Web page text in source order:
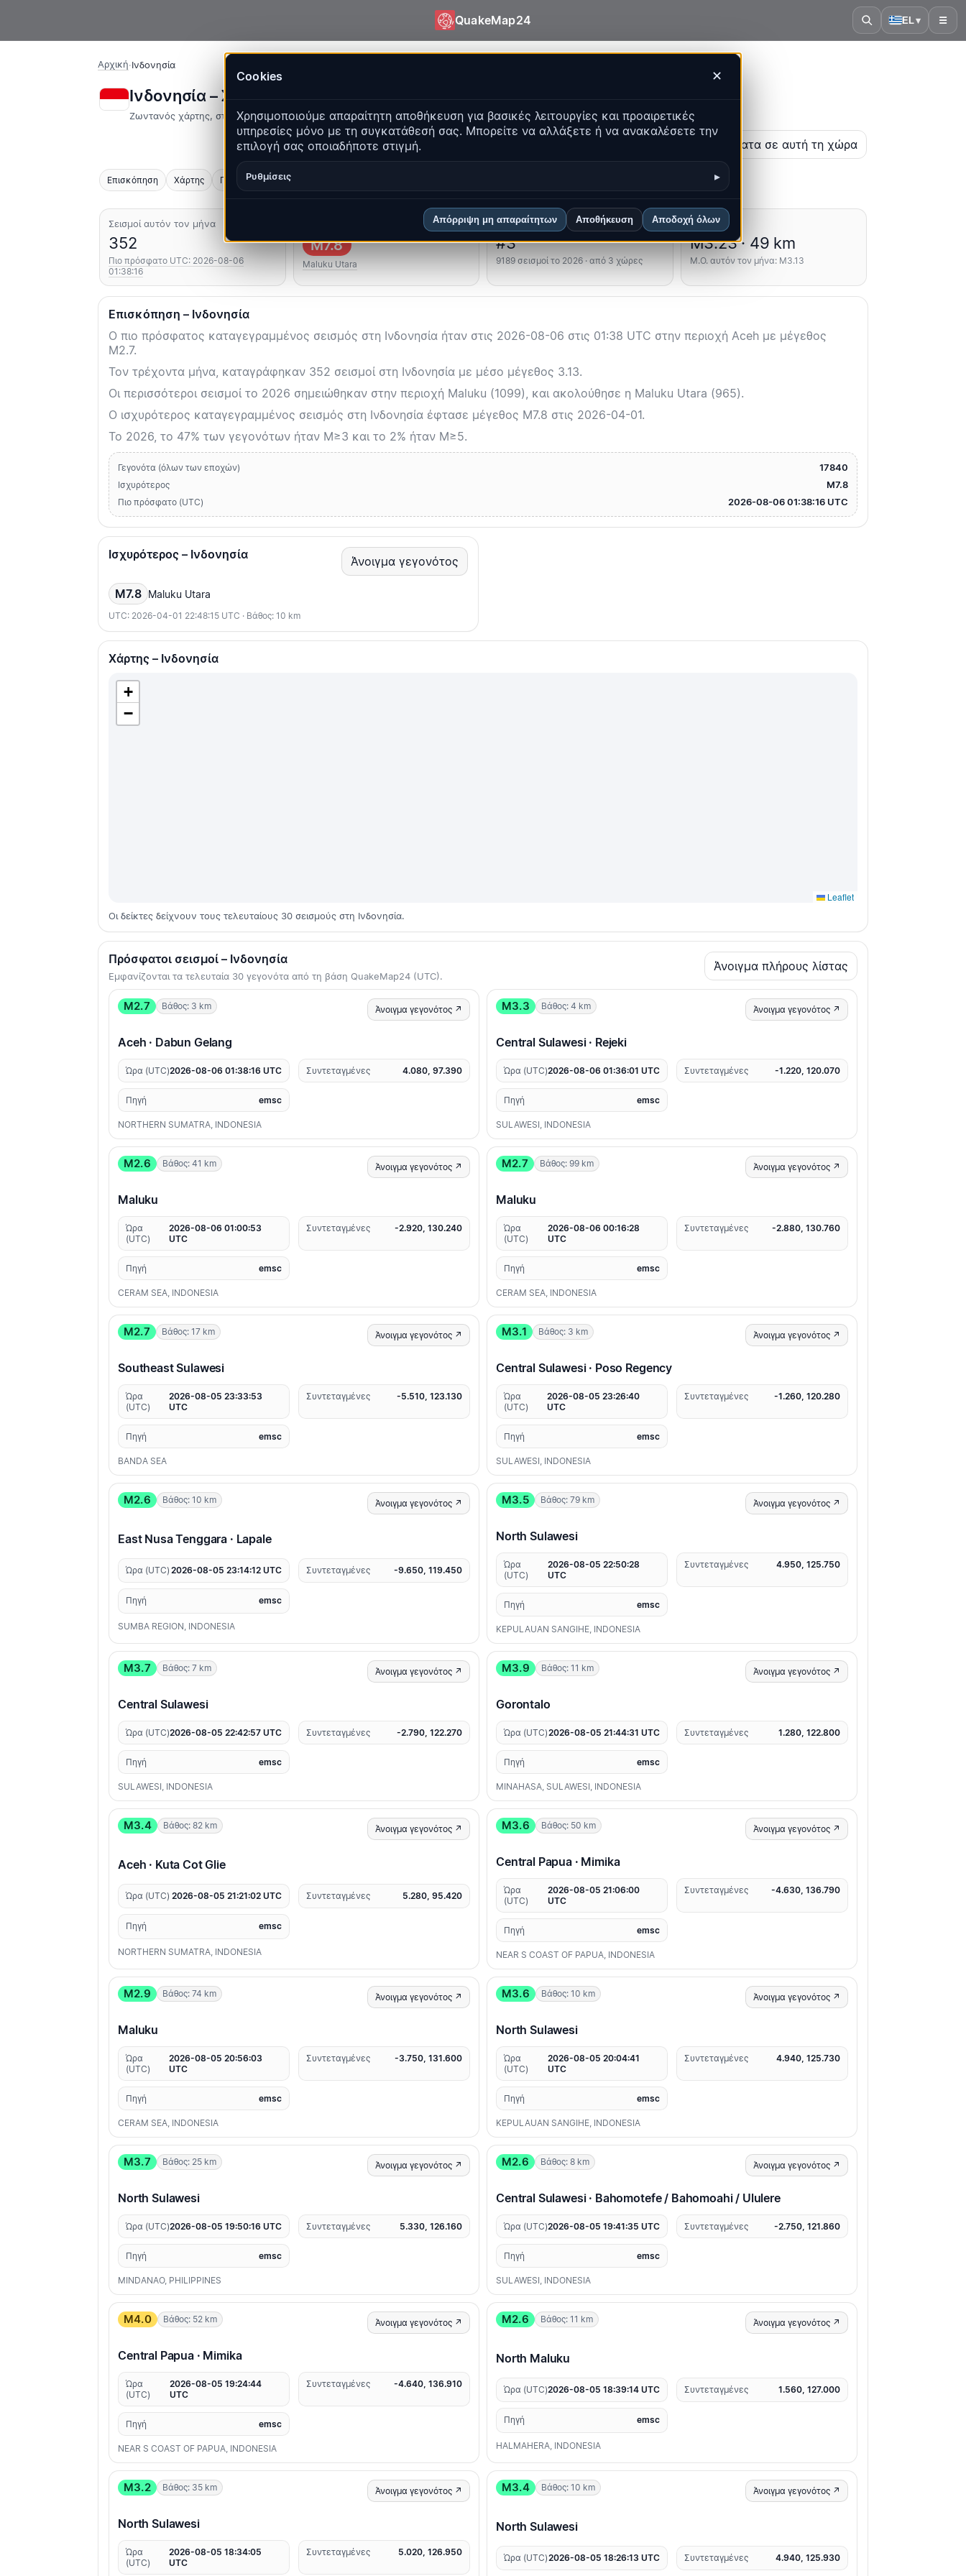
QuakeMap24 EL▾ ☰
Cookies ✕
Χρησιμοποιούμε απαραίτητη αποθήκευση για βασικές λειτουργίες και προαιρετικές
υπηρεσίες μόνο με τη συγκατάθεσή σας. Μπορείτε να αλλάξετε ή να ανακαλέσετε την
επιλογή σας οποιαδήποτε στιγμή.
Ρυθμίσεις ▸
Απόρριψη μη απαραίτητων Αποθήκευση Αποδοχή όλων
Αρχική·Ινδονησία
Ινδονησία – Σεισμοί | QuakeMap24
Ζωντανός χάρτης, στατιστικά και πρόσφατα γεγονότα
Τα πιο πρόσφατα σε αυτή τη χώρα
Επισκόπηση Χάρτης Πρόσφατα Γραφήματα
Σεισμοί αυτόν τον μήνα
352
Πιο πρόσφατο UTC: 2026-08-06
01:38:16
M7.8
Maluku Utara
Κατάταξη χώρας
#3
9189 σεισμοί το 2026 · από 3 χώρες
Μέσοι όροι
M3.23 · 49 km
Μ.Ο. αυτόν τον μήνα: M3.13
Επισκόπηση – Ινδονησία
Ο πιο πρόσφατος καταγεγραμμένος σεισμός στη Ινδονησία ήταν στις 2026-08-06 στις 01:38 UTC στην περιοχή Aceh με μέγεθος
M2.7.
Τον τρέχοντα μήνα, καταγράφηκαν 352 σεισμοί στη Ινδονησία με μέσο μέγεθος 3.13.
Οι περισσότεροι σεισμοί το 2026 σημειώθηκαν στην περιοχή Maluku (1099), και ακολούθησε η Maluku Utara (965).
Ο ισχυρότερος καταγεγραμμένος σεισμός στη Ινδονησία έφτασε μέγεθος M7.8 στις 2026-04-01.
Το 2026, το 47% των γεγονότων ήταν M≥3 και το 2% ήταν M≥5.
Γεγονότα (όλων των εποχών) 17840
Ισχυρότερος M7.8
Πιο πρόσφατο (UTC) 2026-08-06 01:38:16 UTC
Ισχυρότερος – Ινδονησία Άνοιγμα γεγονότος
M7.8 Maluku Utara
UTC: 2026-04-01 22:48:15 UTC · Βάθος: 10 km
Χάρτης – Ινδονησία
+
−
Leaflet
Οι δείκτες δείχνουν τους τελευταίους 30 σεισμούς στη Ινδονησία.
Πρόσφατοι σεισμοί – Ινδονησία
Εμφανίζονται τα τελευταία 30 γεγονότα από τη βάση QuakeMap24 (UTC).
Άνοιγμα πλήρους λίστας
M2.7 Βάθος: 3 km Άνοιγμα γεγονότος ↗
Aceh · Dabun Gelang
Ώρα (UTC)2026-08-06 01:38:16 UTC Συντεταγμένες 4.080, 97.390
Πηγή emsc
NORTHERN SUMATRA, INDONESIA
M3.3 Βάθος: 4 km Άνοιγμα γεγονότος ↗
Central Sulawesi · Rejeki
Ώρα (UTC)2026-08-06 01:36:01 UTC Συντεταγμένες -1.220, 120.070
Πηγή emsc
SULAWESI, INDONESIA
M2.6 Βάθος: 41 km Άνοιγμα γεγονότος ↗
Maluku
Ώρα
(UTC)
2026-08-06 01:00:53
UTC
Συντεταγμένες -2.920, 130.240
Πηγή emsc
CERAM SEA, INDONESIA
M2.7 Βάθος: 99 km Άνοιγμα γεγονότος ↗
Maluku
Ώρα
(UTC)
2026-08-06 00:16:28
UTC
Συντεταγμένες -2.880, 130.760
Πηγή emsc
CERAM SEA, INDONESIA
M2.7 Βάθος: 17 km Άνοιγμα γεγονότος ↗
Southeast Sulawesi
Ώρα
(UTC)
2026-08-05 23:33:53
UTC
Συντεταγμένες -5.510, 123.130
Πηγή emsc
BANDA SEA
M3.1 Βάθος: 3 km Άνοιγμα γεγονότος ↗
Central Sulawesi · Poso Regency
Ώρα
(UTC)
2026-08-05 23:26:40
UTC
Συντεταγμένες -1.260, 120.280
Πηγή emsc
SULAWESI, INDONESIA
M2.6 Βάθος: 10 km Άνοιγμα γεγονότος ↗
East Nusa Tenggara · Lapale
Ώρα (UTC) 2026-08-05 23:14:12 UTC Συντεταγμένες -9.650, 119.450
Πηγή emsc
SUMBA REGION, INDONESIA
M3.5 Βάθος: 79 km Άνοιγμα γεγονότος ↗
North Sulawesi
Ώρα
(UTC)
2026-08-05 22:50:28
UTC
Συντεταγμένες 4.950, 125.750
Πηγή emsc
KEPULAUAN SANGIHE, INDONESIA
M3.7 Βάθος: 7 km Άνοιγμα γεγονότος ↗
Central Sulawesi
Ώρα (UTC)2026-08-05 22:42:57 UTC Συντεταγμένες -2.790, 122.270
Πηγή emsc
SULAWESI, INDONESIA
M3.9 Βάθος: 11 km Άνοιγμα γεγονότος ↗
Gorontalo
Ώρα (UTC)2026-08-05 21:44:31 UTC Συντεταγμένες 1.280, 122.800
Πηγή emsc
MINAHASA, SULAWESI, INDONESIA
M3.4 Βάθος: 82 km Άνοιγμα γεγονότος ↗
Aceh · Kuta Cot Glie
Ώρα (UTC) 2026-08-05 21:21:02 UTC Συντεταγμένες 5.280, 95.420
Πηγή emsc
NORTHERN SUMATRA, INDONESIA
M3.6 Βάθος: 50 km Άνοιγμα γεγονότος ↗
Central Papua · Mimika
Ώρα
(UTC)
2026-08-05 21:06:00
UTC
Συντεταγμένες -4.630, 136.790
Πηγή emsc
NEAR S COAST OF PAPUA, INDONESIA
M2.9 Βάθος: 74 km Άνοιγμα γεγονότος ↗
Maluku
Ώρα
(UTC)
2026-08-05 20:56:03
UTC
Συντεταγμένες -3.750, 131.600
Πηγή emsc
CERAM SEA, INDONESIA
M3.6 Βάθος: 10 km Άνοιγμα γεγονότος ↗
North Sulawesi
Ώρα
(UTC)
2026-08-05 20:04:41
UTC
Συντεταγμένες 4.940, 125.730
Πηγή emsc
KEPULAUAN SANGIHE, INDONESIA
M3.7 Βάθος: 25 km Άνοιγμα γεγονότος ↗
North Sulawesi
Ώρα (UTC)2026-08-05 19:50:16 UTC Συντεταγμένες 5.330, 126.160
Πηγή emsc
MINDANAO, PHILIPPINES
M2.6 Βάθος: 8 km Άνοιγμα γεγονότος ↗
Central Sulawesi · Bahomotefe / Bahomoahi / Ululere
Ώρα (UTC)2026-08-05 19:41:35 UTC Συντεταγμένες -2.750, 121.860
Πηγή emsc
SULAWESI, INDONESIA
M4.0 Βάθος: 52 km Άνοιγμα γεγονότος ↗
Central Papua · Mimika
Ώρα
(UTC)
2026-08-05 19:24:44
UTC
Συντεταγμένες -4.640, 136.910
Πηγή emsc
NEAR S COAST OF PAPUA, INDONESIA
M2.6 Βάθος: 11 km Άνοιγμα γεγονότος ↗
North Maluku
Ώρα (UTC)2026-08-05 18:39:14 UTC Συντεταγμένες 1.560, 127.000
Πηγή emsc
HALMAHERA, INDONESIA
M3.2 Βάθος: 35 km Άνοιγμα γεγονότος ↗
North Sulawesi
Ώρα
(UTC)
2026-08-05 18:34:05
UTC
Συντεταγμένες 5.020, 126.950
M3.4 Βάθος: 10 km Άνοιγμα γεγονότος ↗
North Sulawesi
Ώρα (UTC)2026-08-05 18:26:13 UTC Συντεταγμένες 4.940, 125.930